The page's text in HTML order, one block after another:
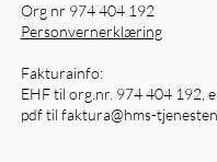
Org nr 974 404 192
Personvernerklæring
Fakturainfo:
EHF til org.nr. 974 404 192,
pdf til faktura@hms-